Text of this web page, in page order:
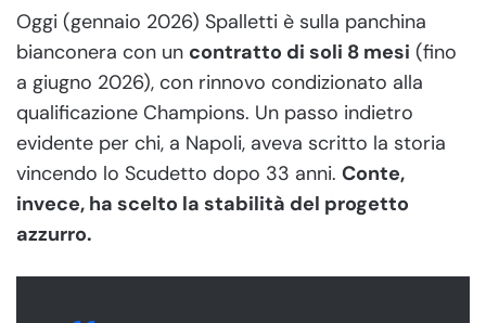
Oggi (gennaio 2026) Spalletti è sulla panchina
bianconera con un contratto di soli 8 mesi (fino
a giugno 2026), con rinnovo condizionato alla
qualificazione Champions. Un passo indietro
evidente per chi, a Napoli, aveva scritto la storia
vincendo lo Scudetto dopo 33 anni. Conte,
invece, ha scelto la stabilità del progetto
azzurro.